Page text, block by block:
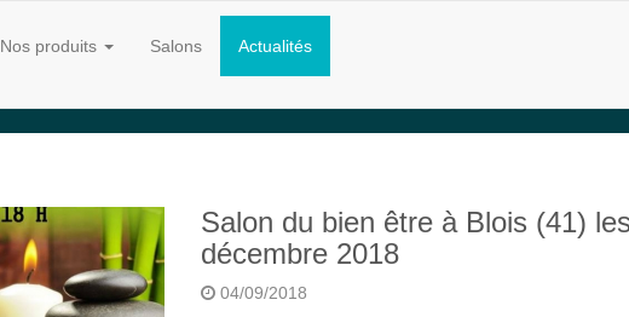
Nos produits Salons Actualités
Salon du bien être à Blois (41)
décembre 2018
04/09/2018